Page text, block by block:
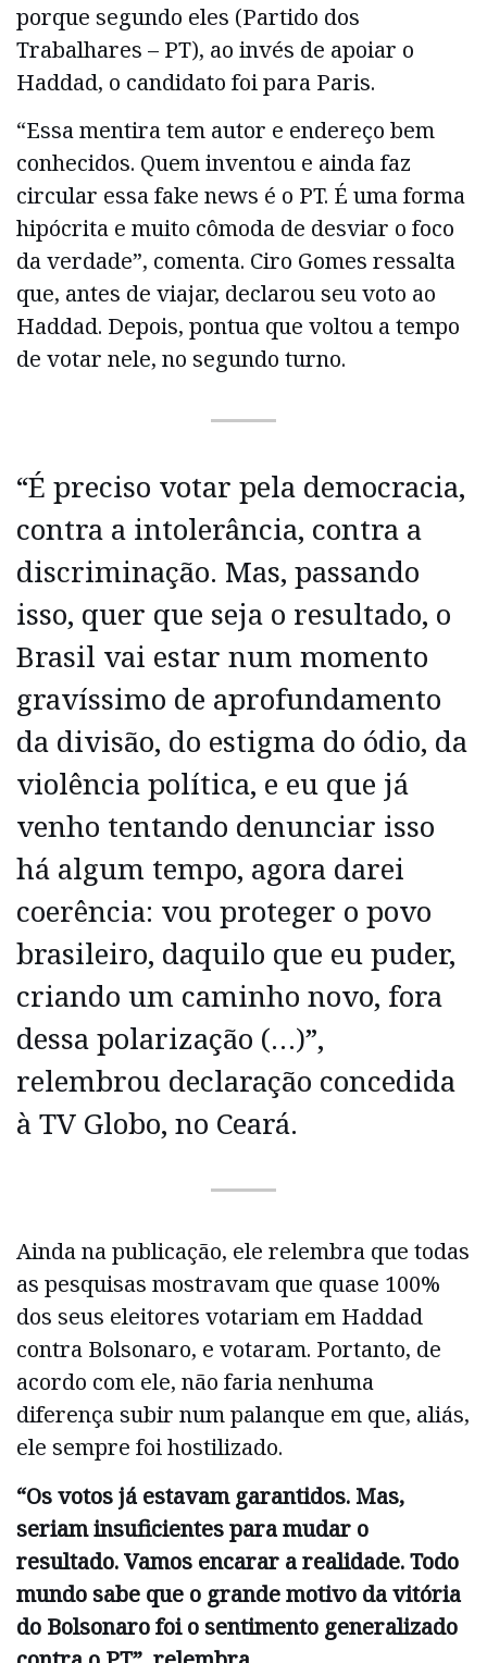
porque segundo eles (Partido dos
Trabalhares – PT), ao invés de apoiar o
Haddad, o candidato foi para Paris.
“Essa mentira tem autor e endereço bem
conhecidos. Quem inventou e ainda faz
circular essa fake news é o PT. É uma forma
hipócrita e muito cômoda de desviar o foco
da verdade”, comenta. Ciro Gomes ressalta
que, antes de viajar, declarou seu voto ao
Haddad. Depois, pontua que voltou a tempo
de votar nele, no segundo turno.
“É preciso votar pela democracia,
contra a intolerância, contra a
discriminação. Mas, passando
isso, quer que seja o resultado, o
Brasil vai estar num momento
gravíssimo de aprofundamento
da divisão, do estigma do ódio, da
violência política, e eu que já
venho tentando denunciar isso
há algum tempo, agora darei
coerência: vou proteger o povo
brasileiro, daquilo que eu puder,
criando um caminho novo, fora
dessa polarização (…)”,
relembrou declaração concedida
à TV Globo, no Ceará.
Ainda na publicação, ele relembra que todas
as pesquisas mostravam que quase 100%
dos seus eleitores votariam em Haddad
contra Bolsonaro, e votaram. Portanto, de
acordo com ele, não faria nenhuma
diferença subir num palanque em que, aliás,
ele sempre foi hostilizado.
“Os votos já estavam garantidos. Mas,
seriam insuficientes para mudar o
resultado. Vamos encarar a realidade. Todo
mundo sabe que o grande motivo da vitória
do Bolsonaro foi o sentimento generalizado